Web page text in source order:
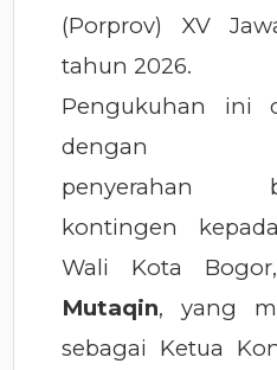
(Porprov) XV
tahun 2026.
Pengukuhan ini
dengan
penyerahan
kontingen
Wali Kota
Mutaqin, yang
sebagai Ketua